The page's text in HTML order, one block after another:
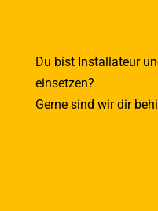
Du bist Installateur
einsetzen?
Gerne sind wir dir